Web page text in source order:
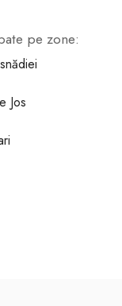
pe zone:
Jos